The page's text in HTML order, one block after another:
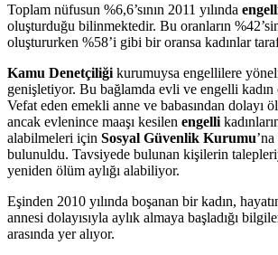
Toplam nüfusun %6,6’sının 2011 yılında
oluşturduğu bilinmektedir. Bu oranların
oluştururken %58’i gibi bir oransa kadınlar
Kamu Denetçiliği kurumuysa engellilere
genişletiyor. Bu bağlamda evli ve engelli kadın
Vefat eden emekli anne ve babasından dolayı
ancak evlenince maaşı kesilen engelli
alabilmeleri için Sosyal Güvenlik Kurumu
bulunuldu. Tavsiyede bulunan kişilerin
yeniden ölüm aylığı alabiliyor.
Eşinden 2010 yılında boşanan bir kadın,
annesi dolayısıyla aylık almaya başladığı
arasında yer alıyor.